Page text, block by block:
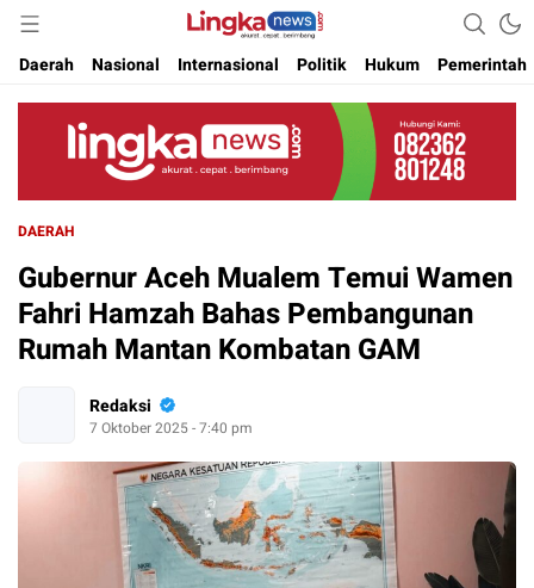
Lingkanews
Akurat. Cepat & Berimbang
Daerah
Nasional Internasional Politik Hukum Pemerintah
DAERAH
Gubernur Aceh Mualem Temui Wamen
Fahri Hamzah Bahas Pembangunan
Rumah Mantan Kombatan GAM
Redaksi
7 Oktober 2025 - 7:40 pm